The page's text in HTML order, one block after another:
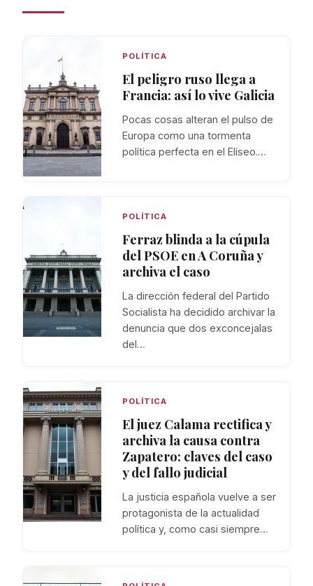
POLÍTICA
El peligro ruso llega a
Francia: así lo vive Galicia
Pocas cosas alteran el pulso de
Europa como una tormenta
política perfecta en el Elíseo.…
POLÍTICA
Ferraz blinda a la cúpula
del PSOE en A Coruña y
archiva el caso
La dirección federal del Partido
Socialista ha decidido archivar la
denuncia que dos exconcejalas
del…
POLÍTICA
El juez Calama rectifica y
archiva la causa contra
Zapatero: claves del caso
y del fallo judicial
La justicia española vuelve a ser
protagonista de la actualidad
política y, como casi siempre…